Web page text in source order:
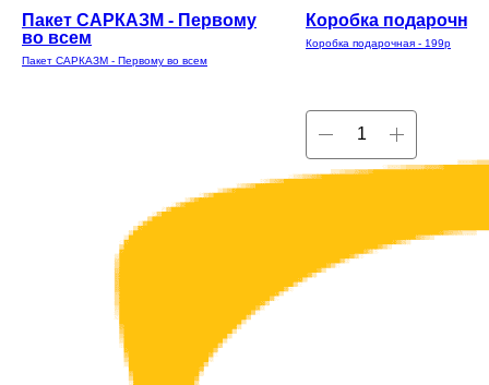
Пакет САРКАЗМ - Первому
во всем
Пакет САРКАЗМ - Первому во всем
Коробка
Коробка подарочная - 199р